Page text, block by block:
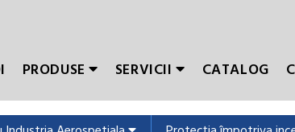
PRODUSE SERVICII CATALOG